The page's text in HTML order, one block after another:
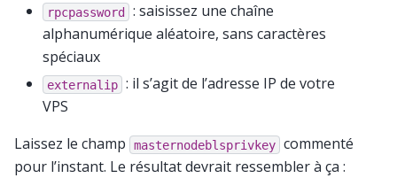
rpcpassword : saisissez une chaîne
alphanumérique aléatoire, sans caractères
spéciaux
externalip : il s’agit de l’adresse IP de votre
VPS
Laissez le champ
masternodeblsprivkey commenté
pour l’instant. Le résultat devrait ressembler à ça :